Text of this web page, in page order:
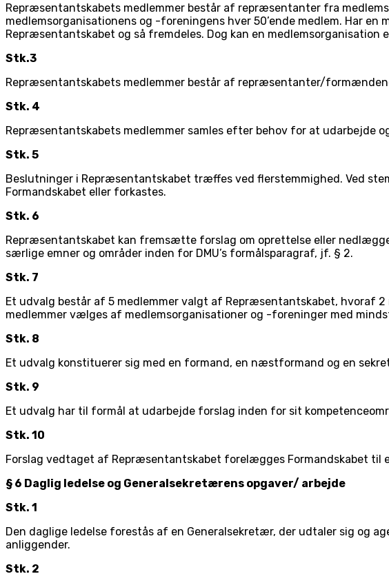
Repræsentantskabets medlemmer består af repræsentanter fra
medlemsorganisationens og -foreningens hver 50’ende medlem. Har
Repræsentantskabet og så fremdeles. Dog kan en
Stk.3
Repræsentantskabets medlemmer består af repræsentanter/
Stk. 4
Repræsentantskabets medlemmer samles efter behov for at udarbejde
Stk. 5
Beslutninger i Repræsentantskabet træffes ved flerstemmighed. Ved
Formandskabet eller forkastes.
Stk. 6
Repræsentantskabet kan fremsætte forslag om oprettelse eller
særlige emner og områder inden for DMU’s formålsparagraf, jf. § 2.
Stk. 7
Et udvalg består af 5 medlemmer valgt af Repræsentantskabet, hvoraf
medlemmer vælges af medlemsorganisationer og -foreninger med
Stk. 8
Et udvalg konstituerer sig med en formand, en næstformand og en
Stk. 9
Et udvalg har til formål at udarbejde forslag inden for sit
Stk. 10
Forslag vedtaget af Repræsentantskabet forelægges Formandskabet til
§ 6 Daglig ledelse og Generalsekretærens opgaver/ arbejde
Stk. 1
Den daglige ledelse forestås af en Generalsekretær, der udtaler sig og
anliggender.
Stk. 2